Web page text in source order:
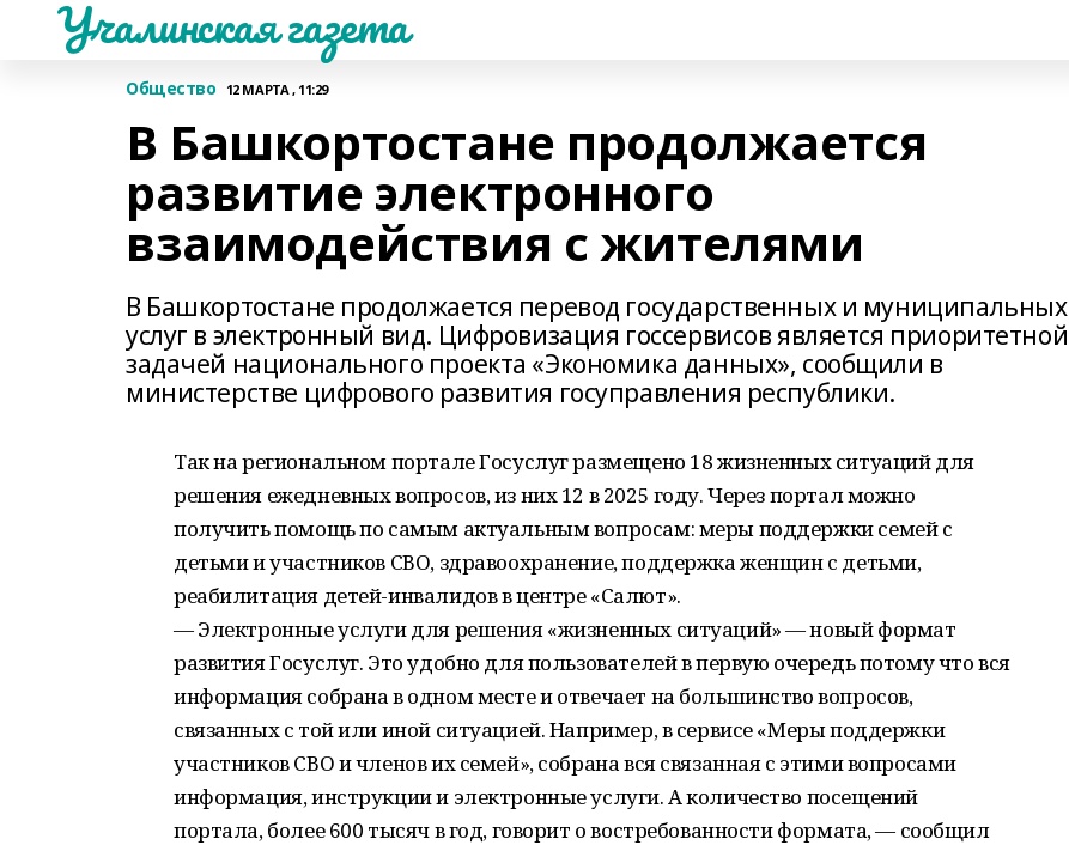
Учалинская газета
Общество 12 МАРТА , 11:29
В Башкортостане продолжается
развитие электронного
взаимодействия с жителями
В Башкортостане продолжается перевод государственных и муниципальных
услуг в электронный вид. Цифровизация госсервисов является приоритетной
задачей национального проекта «Экономика данных», сообщили в
министерстве цифрового развития госуправления республики.
Так на региональном портале Госуслуг размещено 18 жизненных ситуаций для
решения ежедневных вопросов, из них 12 в 2025 году. Через портал можно
получить помощь по самым актуальным вопросам: меры поддержки семей с
детьми и участников СВО, здравоохранение, поддержка женщин с детьми,
реабилитация детей-инвалидов в центре «Салют».
— Электронные услуги для решения «жизненных ситуаций» — новый формат
развития Госуслуг. Это удобно для пользователей в первую очередь потому что вся
информация собрана в одном месте и отвечает на большинство вопросов,
связанных с той или иной ситуацией. Например, в сервисе «Меры поддержки
участников СВО и членов их семей», собрана вся связанная с этими вопросами
информация, инструкции и электронные услуги. А количество посещений
портала, более 600 тысяч в год, говорит о востребованности формата, — сообщил